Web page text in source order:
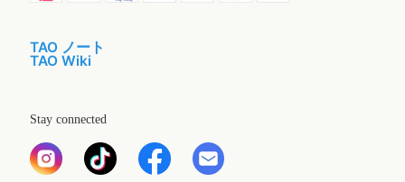
TAO ノート
TAO Wiki
Stay connected